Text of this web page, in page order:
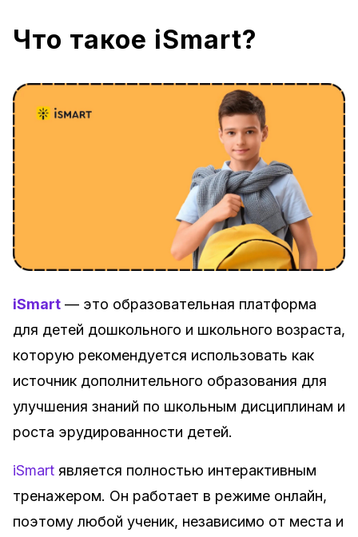
Что такое iSmart?
iSmart— это образовательная платформа
для детей дошкольного и школьного возраста,
которую рекомендуется использовать как
источник дополнительного образования для
улучшения знаний по школьным дисциплинам и
роста эрудированности детей.
iSmartявляется полностью интерактивным
тренажером. Он работает в режиме онлайн,
поэтому любой ученик, независимо от места и